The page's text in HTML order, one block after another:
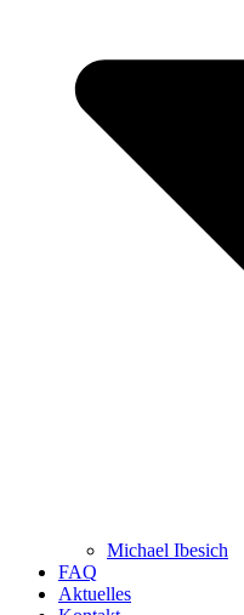
Michael Ibesich
FAQ
Aktuelles